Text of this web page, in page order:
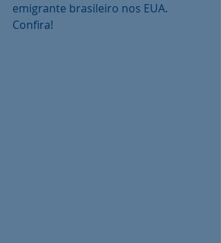
emigrante brasileiro nos EUA.
Confira!